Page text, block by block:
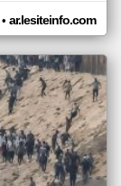
• ar.lesiteinfo.com